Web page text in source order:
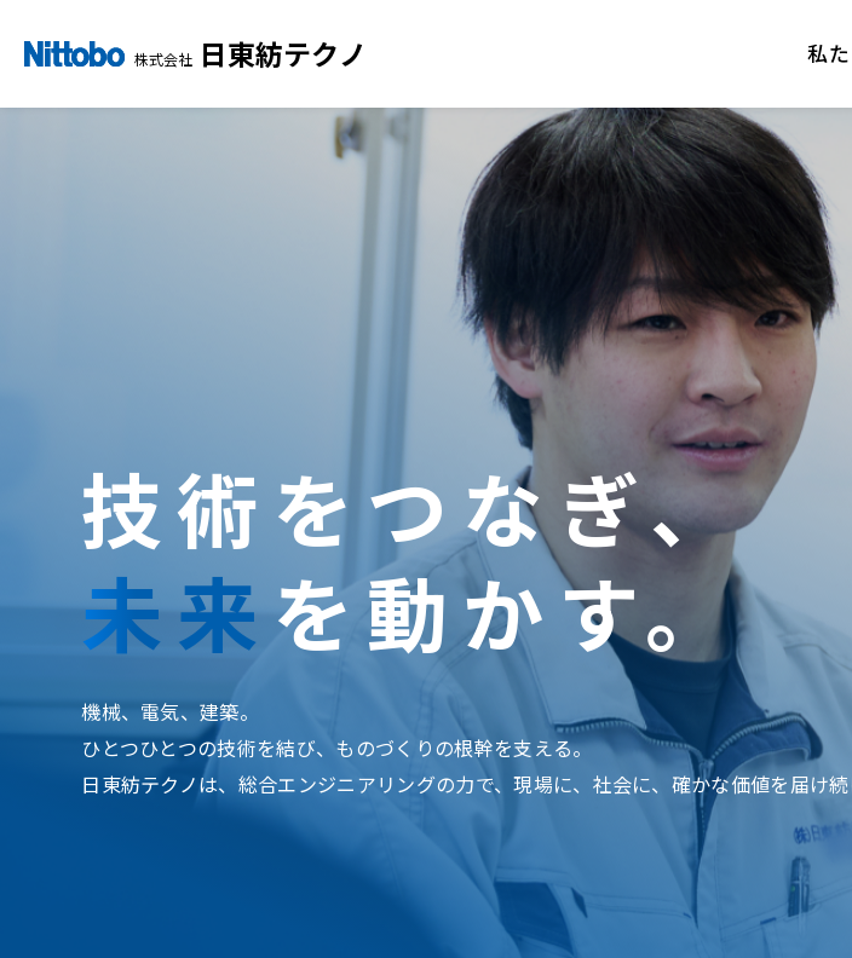
株式会社 日東紡テクノ 私
技術をつなぎ、
未来を動かす。
機械、電気、建築。
ひとつひとつの技術を結び、ものづくりの根幹を支える。
日東紡テクノは、総合エンジニアリングの力で、現場に、社会に、確かな価値を届け続